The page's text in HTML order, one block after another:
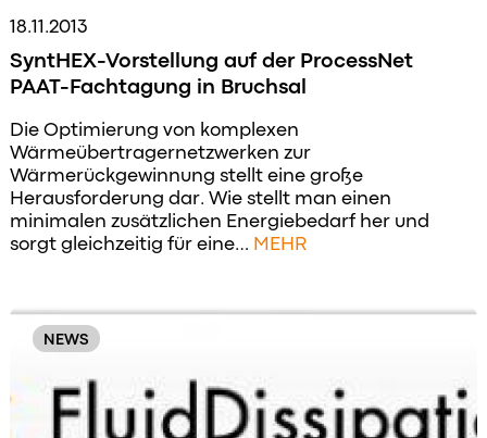
18.11.2013
SyntHEX-Vorstellung auf der ProcessNet
PAAT-Fachtagung in Bruchsal
Die Optimierung von komplexen
Wärmeübertragernetzwerken zur
Wärmerückgewinnung stellt eine große
Herausforderung dar. Wie stellt man einen
minimalen zusätzlichen Energiebedarf her und
sorgt gleichzeitig für eine… MEHR
NEWS